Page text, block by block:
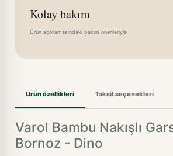
Kolay bakım
Ürün açıklamasındaki bakım önerileriyle
Ürün özellikleri Taksit seçenekleri
Varol Bambu Nakışlı
Bornoz - Dino